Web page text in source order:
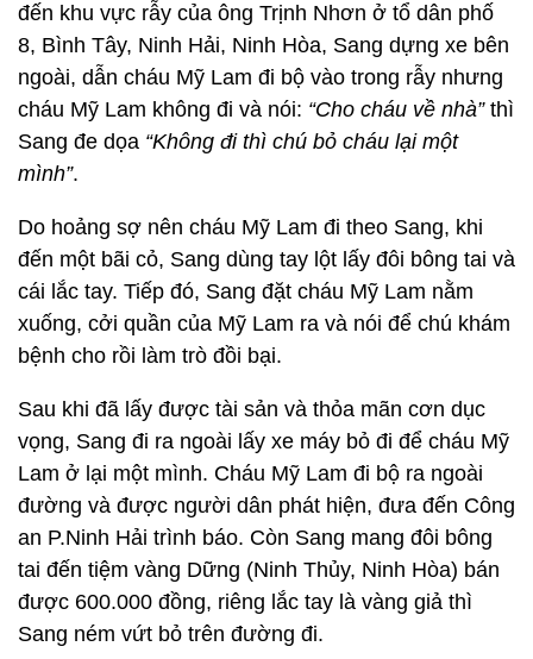
đến khu vực rẫy của ông Trịnh Nhơn ở tổ dân phố
8, Bình Tây, Ninh Hải, Ninh Hòa, Sang dựng xe bên
ngoài, dẫn cháu Mỹ Lam đi bộ vào trong rẫy nhưng
cháu Mỹ Lam không đi và nói: “Cho cháu về nhà”thì
Sang đe dọa “Không đi thì chú bỏ cháu lại một
mình”.
Do hoảng sợ nên cháu Mỹ Lam đi theo Sang, khi
đến một bãi cỏ, Sang dùng tay lột lấy đôi bông tai và
cái lắc tay. Tiếp đó, Sang đặt cháu Mỹ Lam nằm
xuống, cởi quần của Mỹ Lam ra và nói để chú khám
bệnh cho rồi làm trò đồi bại.
Sau khi đã lấy được tài sản và thỏa mãn cơn dục
vọng, Sang đi ra ngoài lấy xe máy bỏ đi để cháu Mỹ
Lam ở lại một mình. Cháu Mỹ Lam đi bộ ra ngoài
đường và được người dân phát hiện, đưa đến Công
an P.Ninh Hải trình báo. Còn Sang mang đôi bông
tai đến tiệm vàng Dững (Ninh Thủy, Ninh Hòa) bán
được 600.000 đồng, riêng lắc tay là vàng giả thì
Sang ném vứt bỏ trên đường đi.